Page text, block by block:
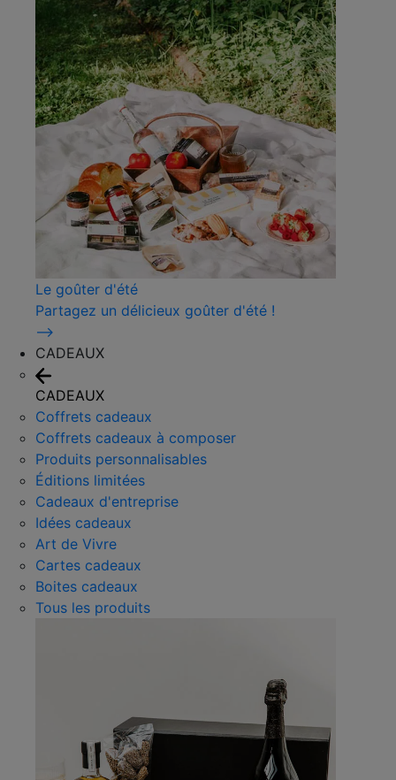
Le goûter d'été
Partagez un délicieux goûter d'été !
⟶
CADEAUX
CADEAUX
Coffrets cadeaux
Coffrets cadeaux à composer
Produits personnalisables
Éditions limitées
Cadeaux d'entreprise
Idées cadeaux
Art de Vivre
Cartes cadeaux
Boites cadeaux
Tous les produits